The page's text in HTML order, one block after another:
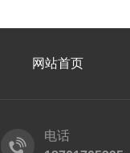
网站首页
电话